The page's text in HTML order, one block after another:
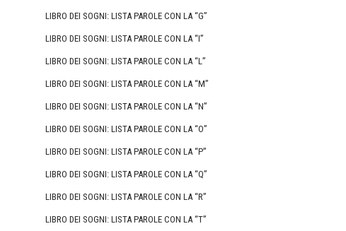
LIBRO DEI SOGNI: LISTA PAROLE CON LA “G”
LIBRO DEI SOGNI: LISTA PAROLE CON LA “I”
LIBRO DEI SOGNI: LISTA PAROLE CON LA “L”
LIBRO DEI SOGNI: LISTA PAROLE CON LA “M”
LIBRO DEI SOGNI: LISTA PAROLE CON LA “N”
LIBRO DEI SOGNI: LISTA PAROLE CON LA “O”
LIBRO DEI SOGNI: LISTA PAROLE CON LA “P”
LIBRO DEI SOGNI: LISTA PAROLE CON LA “Q”
LIBRO DEI SOGNI: LISTA PAROLE CON LA “R”
LIBRO DEI SOGNI: LISTA PAROLE CON LA “T”